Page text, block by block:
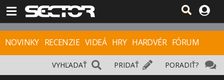
NOVINKY RECENZIE VIDEÁ HRY HARDVÉR FÓRUM
PORADIŤ?
PRIDAŤ
VYHĽADAŤ